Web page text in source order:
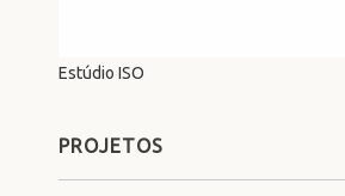
Estúdio ISO
PROJETOS